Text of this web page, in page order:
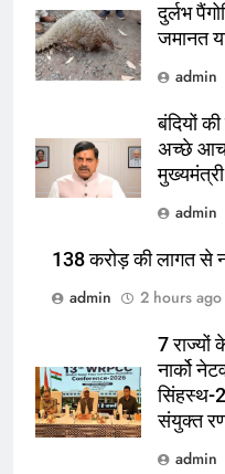
दुर्लभ
जमानत
admin
बंदियों
अच्छे
admin
138 करोड़ की लागत से
admin
2 hours ago
7 राज्यों
नार्को
सिंहस्थ-
संयुक्त
admin